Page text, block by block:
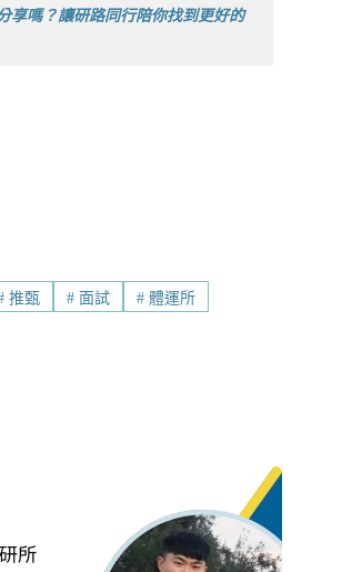
享嗎？讓研路同行陪你找到更好的
推甄 # 面試 # 體運所